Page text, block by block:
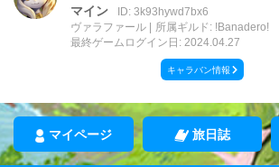
マイン
ID: 3k93hywd7bx6
ヴァラファール
所属ギルド: !Banadero!
最終ゲームログイン日: 2024.04.27
キャラバン情報
マイページ 旅日誌